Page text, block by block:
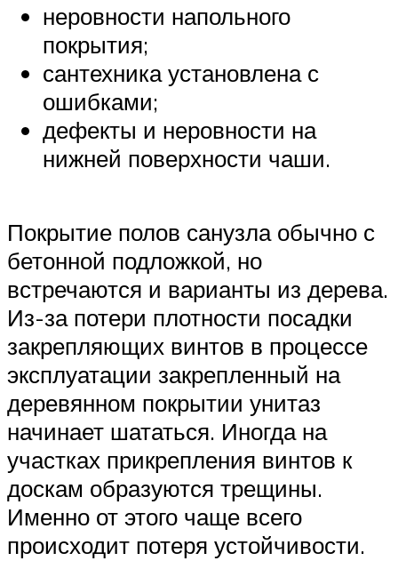
неровности напольного
покрытия;
сантехника установлена с
ошибками;
дефекты и неровности на
нижней поверхности чаши.
Покрытие полов санузла обычно с
бетонной подложкой, но
встречаются и варианты из дерева.
Из-за потери плотности посадки
закрепляющих винтов в процессе
эксплуатации закрепленный на
деревянном покрытии унитаз
начинает шататься. Иногда на
участках прикрепления винтов к
доскам образуются трещины.
Именно от этого чаще всего
происходит потеря устойчивости.